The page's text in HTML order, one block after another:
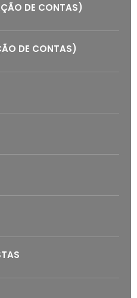
DE CONTAS)
DE CONTAS)